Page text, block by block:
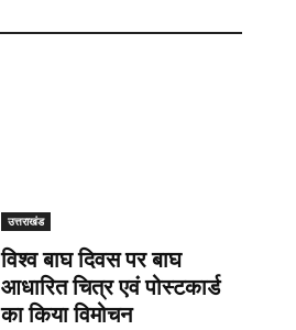
उत्तराखंड
विश्व बाघ दिवस पर बाघ
आधारित चित्र एवं पोस्टकार्ड
का किया विमोचन